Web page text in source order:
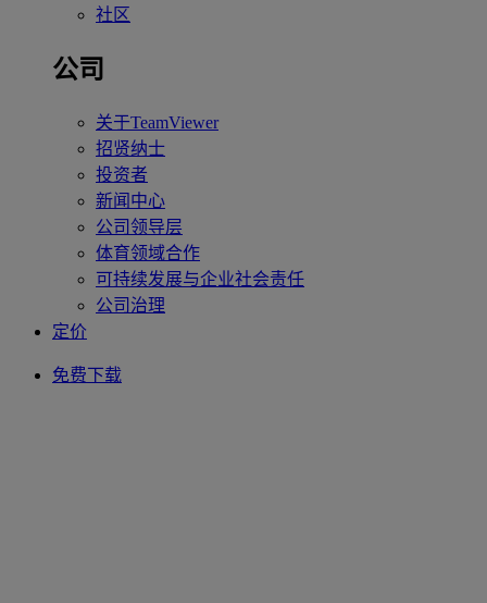
社区
公司
关于TeamViewer
招贤纳士
投资者
新闻中心
公司领导层
体育领域合作
可持续发展与企业社会责任
公司治理
定价
免费下载